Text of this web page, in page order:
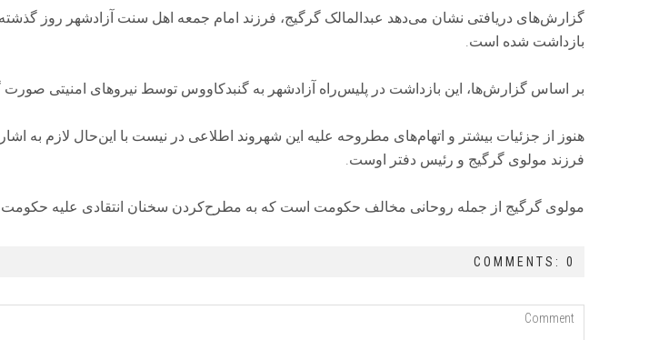
گزارش‌های دریافتی نشان می‌دهد عبدالمالک گرگیج، فرزند امام جمعه اهل سنت‌ آزادشهر روز
بازداشت شده است.
بر اساس گزارش‌ها، این بازداشت در پلیس‌راه آزادشهر به گنبدکاووس توسط نیروهای امنیتی
هنوز از جزئیات بیشتر و اتهام‌های مطروحه علیه این شهروند اطلاعی در نیست با این‌حال لازم به
فرزند مولوی گرگیج و رئیس دفتر اوست.
مولوی گرگیج از جمله روحانی مخالف حکومت است که به مطرح‌کردن سخنان انتقادی علیه
COMMENTS: 0